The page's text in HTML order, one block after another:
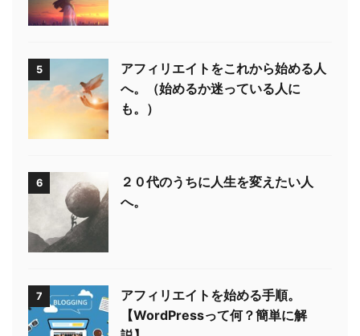
5
アフィリエイトをこれから始める人
へ。（始めるか迷っている人に
も。）
6
２０代のうちに人生を変えたい人
へ。
7
アフィリエイトを始める手順。
【WordPressって何？簡単に解